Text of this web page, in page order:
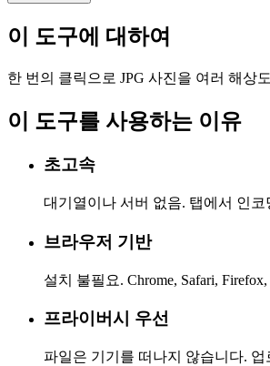
이 도구에 대하여
한 번의 클릭으로 JPG 사진을 여러 해상
이 도구를 사용하는 이유
초고속
대기열이나 서버 없음. 탭에서 인
브라우저 기반
설치 불필요. Chrome, Safari,
프라이버시 우선
파일은 기기를 떠나지 않습니다.